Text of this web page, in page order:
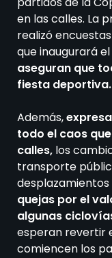
en las calles. La
realizó
que inaugurará
aseguran que
fiesta deportiva.
Además,
todo el caos
calles, los
transporte
quejas por el
algunas
esperan revertir
comiencen los